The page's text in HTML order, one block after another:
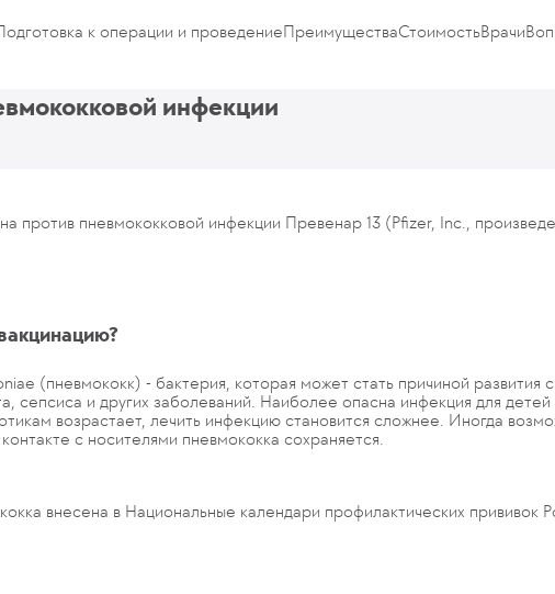
к операции и проведениеПреимуществаСтоимостьВрачи
инфекции
против пневмококковой инфекции Превенар 13 (Pfizer, Inc.,
(пневмококк) - бактерия, которая может стать причиной развития
сепсиса и других заболеваний. Наиболее опасна инфекция для
возрастает, лечить инфекцию становится сложнее. Иногда
с носителями пневмококка сохраняется.
внесена в Национальные календари профилактических прививок